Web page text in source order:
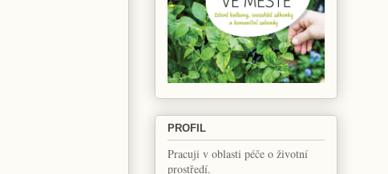
PROFIL
Pracuji v oblasti péče o životní
prostředí.